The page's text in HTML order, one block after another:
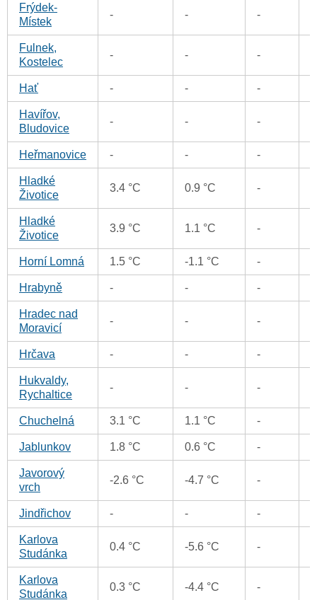
Frýdek-
Místek
- - -
Fulnek,
Kostelec
- - -
Hať - - -
Havířov,
Bludovice
- - -
Heřmanovice - - -
Hladké
Životice
3.4 °C 0.9 °C -
Hladké
Životice
3.9 °C 1.1 °C -
Horní Lomná 1.5 °C -1.1 °C -
Hrabyně - - -
Hradec nad
Moravicí
- - -
Hrčava - - -
Hukvaldy,
Rychaltice
- - -
Chuchelná 3.1 °C 1.1 °C -
Jablunkov 1.8 °C 0.6 °C -
Javorový
vrch
-2.6 °C -4.7 °C -
Jindřichov - - -
Karlova
Studánka
0.4 °C -5.6 °C -
Karlova
Studánka
0.3 °C -4.4 °C -